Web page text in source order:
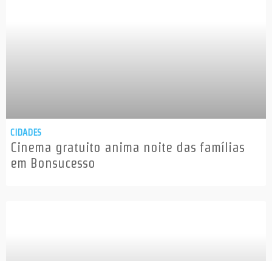
CIDADES
Cinema gratuito anima noite das famílias
em Bonsucesso